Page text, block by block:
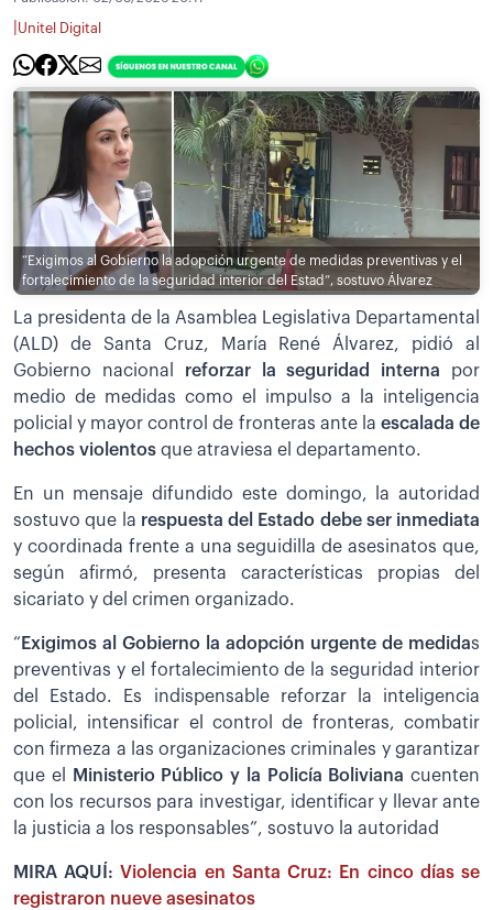
Unitel Digital
“Exigimos al Gobierno la adopción urgente de medidas preventivas y el
fortalecimiento de la seguridad interior del Estad”, sostuvo Álvarez
La presidenta de la Asamblea Legislativa Departamental
(ALD) de Santa Cruz, María René Álvarez, pidió al
Gobierno nacional reforzar la seguridad interna por
medio de medidas como el impulso a la inteligencia
policial y mayor control de fronteras ante la escalada de
hechos violentos que atraviesa el departamento.
En un mensaje difundido este domingo, la autoridad
sostuvo que la respuesta del Estado debe ser inmediata
y coordinada frente a una seguidilla de asesinatos que,
según afirmó, presenta características propias del
sicariato y del crimen organizado.
“ Exigimos al Gobierno la adopción urgente de medidas
preventivas y el fortalecimiento de la seguridad interior
del Estado. Es indispensable reforzar la inteligencia
policial, intensificar el control de fronteras, combatir
con firmeza a las organizaciones criminales y garantizar
que el
Ministerio Público y la Policía Boliviana cuenten
con los recursos para investigar, identificar y llevar ante
la justicia a los responsables”, sostuvo la autoridad
MIRA AQUÍ:Violencia en Santa Cruz: En cinco días se
registraron nueve asesinatos